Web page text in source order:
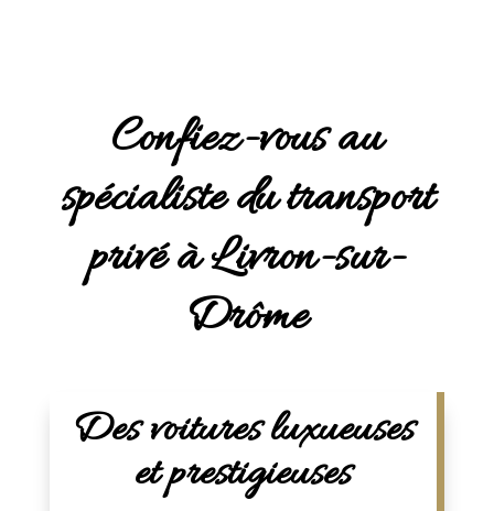
Confiez-vous au
spécialiste du transport
privé à Livron-sur-
Drôme
Des voitures luxueuses
et prestigieuses